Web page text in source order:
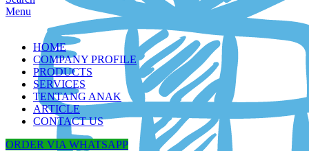
Menu
HOME
COMPANY PROFILE
PRODUCTS
SERVICES
TENTANG ANAK
ARTICLE
CONTACT US
ORDER VIA WHATSAPP